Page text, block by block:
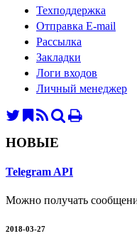
Техподдержка
Отправка E-mail
Рассылка
Закладки
Логи входов
Личный менеджер
НОВЫЕ
Telegram API
Можно получать
2018-03-27